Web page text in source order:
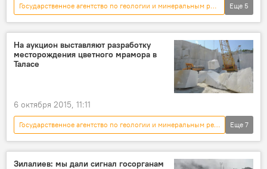
Государственное агентство по геологии и минеральным ресурсам
Новости
Кыргызстан
экономика
месторождение
бурый уголь
Еще 5
На аукцион выставляют разработку
месторождения цветного мрамора в
Таласе
6 октября 2015, 11:11
Государственное агентство по геологии и минеральным ресурсам
Новости
Кыргызстан
экономика
Еще 7
Зилалиев: мы дали сигнал госорганам